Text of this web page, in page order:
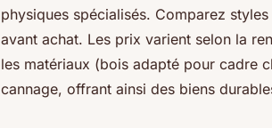
physiques spécialisés. Comparez
avant achat. Les prix varient selon la
les matériaux (bois adapté pour cadre
cannage, offrant ainsi des biens